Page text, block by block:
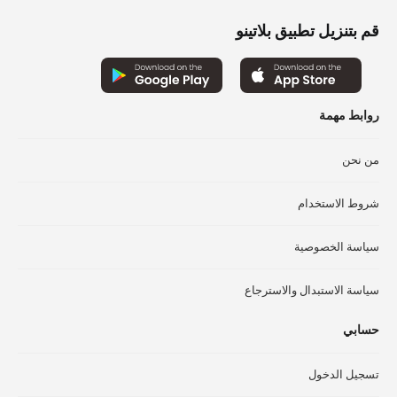
اختيار
الخيارات
قم بتنزيل تطبيق بلاتينو
روابط مهمة
من نحن
شروط الاستخدام
سياسة الخصوصية
سياسة الاستبدال والاسترجاع
حسابي
تسجيل الدخول